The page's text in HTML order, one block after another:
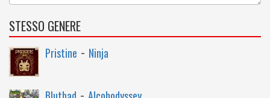
STESSO GENERE
Pristine - Ninja